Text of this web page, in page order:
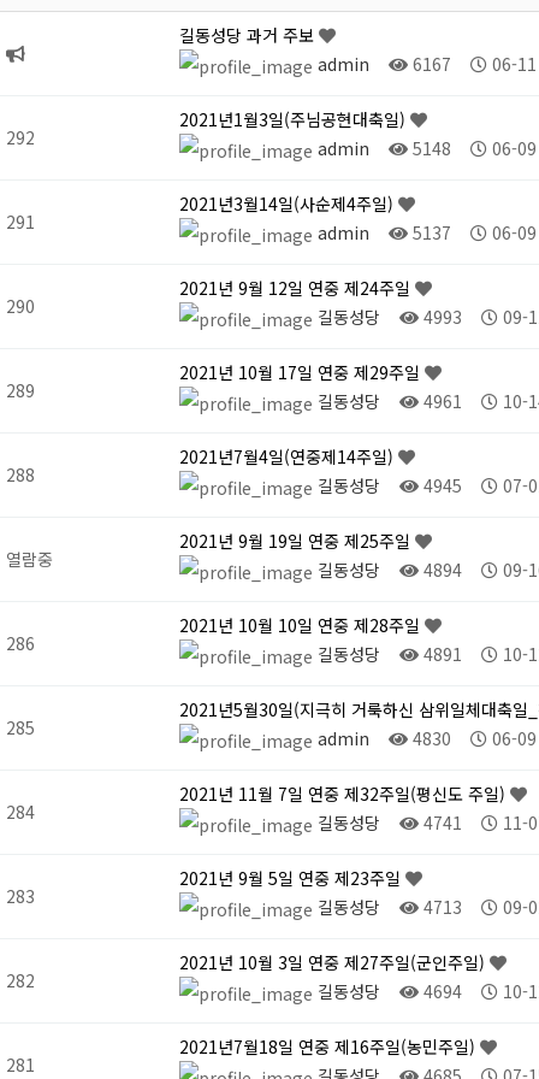
길동성당 과거 주보
admin
6167 06-11
292
2021년1월3일(주님공현대축일)
admin
5148 06-09
291
2021년3월14일(사순제4주일)
admin
5137 06-09
290
2021년 9월 12일 연중 제24주일
길동성당
4993 09-
289
2021년 10월 17일 연중 제29주일
길동성당
4961 10-
288
2021년7월4일(연중제14주일)
길동성당
4945 07-
열람중
2021년 9월 19일 연중 제25주일
길동성당
4894 09-
286
2021년 10월 10일 연중 제28주일
길동성당
4891 10-
285
2021년5월30일(지극히 거룩하신 삼위일체대축일
admin
4830 06-09
284
2021년 11월 7일 연중 제32주일(평신도 주일)
길동성당
4741 11-
283
2021년 9월 5일 연중 제23주일
길동성당
4713 09-
282
2021년 10월 3일 연중 제27주일(군인주일)
길동성당
4694 10-
281
2021년7월18일 연중 제16주일(농민주일)